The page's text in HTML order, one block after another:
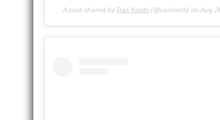
A post shared by Ras Kontti (@raskontti) on Aug